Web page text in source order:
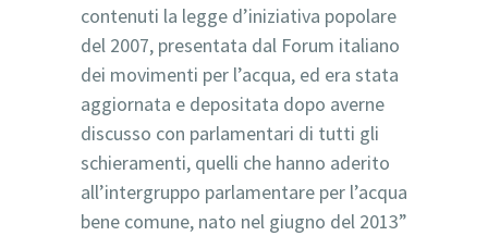
contenuti la legge d’iniziativa popolare
del 2007, presentata dal Forum italiano
dei movimenti per l’acqua, ed era stata
aggiornata e depositata dopo averne
discusso con parlamentari di tutti gli
schieramenti, quelli che hanno aderito
all’intergruppo parlamentare per l’acqua
bene comune, nato nel giugno del 2013”